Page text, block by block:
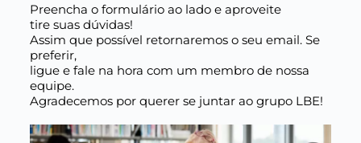
Preencha o formulário ao lado e aproveite
tire suas dúvidas!
Assim que possível retornaremos o seu email. Se
preferir,
ligue e fale na hora com um membro de nossa
equipe.
Agradecemos por querer se juntar ao grupo LBE!